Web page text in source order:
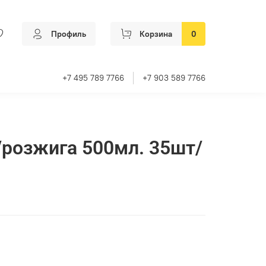
Профиль Корзина 0
+7 495 789 7766 +7 903 589 7766
500мл. 35шт/